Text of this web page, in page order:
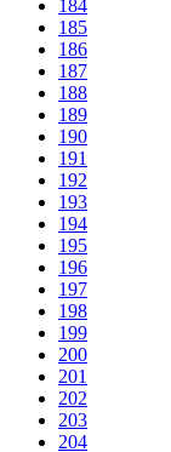
184
185
186
187
188
189
190
191
192
193
194
195
196
197
198
199
200
201
202
203
204